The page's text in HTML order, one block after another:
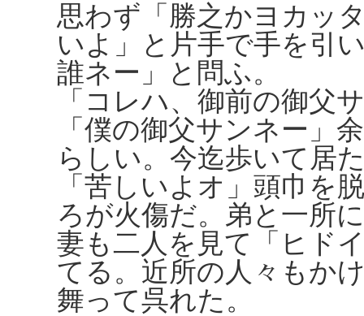
思わず「勝之かヨカッ
いよ」と片手で手を引
誰ネー」と問ふ。
「コレハ、御前の御父
「僕の御父サンネー」
らしい。今迄歩いて居
「苦しいよオ」頭巾を
ろが火傷だ。弟と一所
妻も二人を見て「ヒド
てる。近所の人々もか
舞って呉れた。